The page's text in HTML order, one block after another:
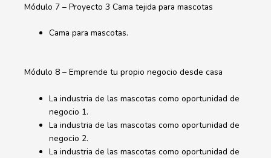
Módulo 7 – Proyecto 3 Cama tejida para mascotas
Cama para mascotas.
Módulo 8 – Emprende tu propio negocio desde casa
La industria de las mascotas como oportunidad de
negocio 1.
La industria de las mascotas como oportunidad de
negocio 2.
La industria de las mascotas como oportunidad de